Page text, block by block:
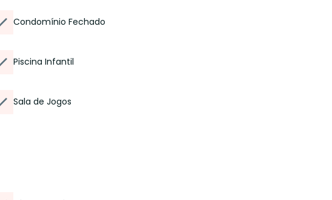
Condomínio Fechado
Piscina Infantil
Sala de Jogos